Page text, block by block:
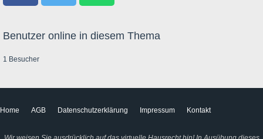
Benutzer online in diesem Thema
1 Besucher
Home AGB Datenschutzerklärung Impressum Kontakt